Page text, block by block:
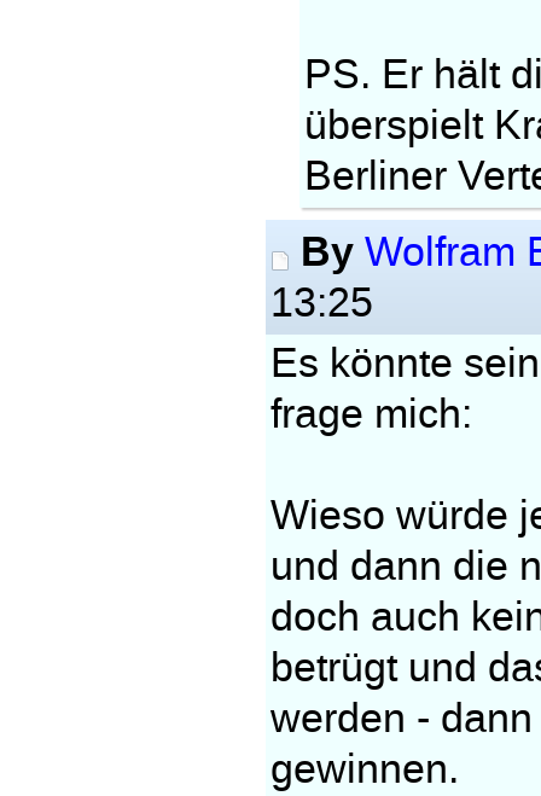
PS. Er hält
überspielt
Berliner
By Wolfram
13:25
Es könnte
frage mich:
Wieso würde
und dann die
doch auch
betrügt und
werden -
gewinnen.